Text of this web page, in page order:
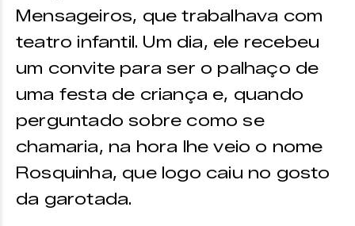
Mensageiros, que trabalhava com
teatro infantil. Um dia, ele recebeu
um convite para ser o palhaço de
uma festa de criança e, quando
perguntado sobre como se
chamaria, na hora lhe veio o nome
Rosquinha, que logo caiu no gosto
da garotada.